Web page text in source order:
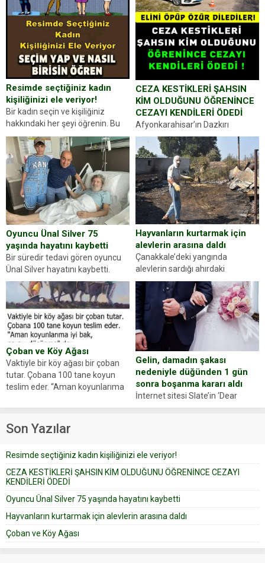
Resimde seçtiğiniz kadın
kişiliğinizi ele veriyor!
Bir kadın seçin ve kişiliğiniz
hakkındaki her şeyi öğrenin. Bu
kez karşınıza oldukça farklı bir
kişilik testiyle çıkıyoruz. Resimde
gördüğünüz kadın figürlerinden
dikkatinizi en...
CEZA KESTİKLERİ ŞAHSIN
KİM OLDUĞUNU ÖĞRENİNCE
CEZAYI KENDİLERİ ÖDEDİ
Afyonkarahisar’ın Dazkırı
ilçesinde trafik uygulaması
yapan jandarma ekipleri
durdurdukları bir otomobilin
sürücüsünden ehliyet ve ruhsat
sorup belgelerini istedi. Sürücü
Abdurrahman Ö.nün verdiği
evraklarda eksik olduğunu...
Oyuncu Ünal Silver 75
yaşında hayatını kaybetti
Bir süredir tedavi gören oyuncu
Ünal Silver hayatını kaybetti.
Haberi, oyuncunun menajerlik
ajansı duyurdu. Renda Güner,
sosyal medya hesabında “Usta
Oyuncumuz ve çok değerli
dostumuz...
Hayvanların kurtarmak için
alevlerin arasına daldı
Çanakkale’deki yangında
alevlerin sardığı ahırdaki
hayvanlarını kurtarmak isteyen
Zeki Demir (66) ölümden döndü.
Yüzünde ve ellerinde yanıklar
oluşan Demir, kâbus dolu anları
anlattı… Merkeze bağlı...
Çoban ve Köy Ağası
Vaktiyle bir köy ağası bir çoban
tutar. Çobana 100 tane koyun
teslim eder. “Aman koyunlarıma
Çoban koyunları alır gider. Aylar...
Gelin, damadın şakası
nedeniyle düğünden 1 gün
sonra boşanma kararı aldı
İnternet sitesi Slate’in ‘Dear
Prudence’ isimli tavsiye köşesine
yapıştırdığı için düğünden...
Son Yazılar
Resimde seçtiğiniz kadın kişiliğinizi ele veriyor!
CEZA KESTİKLERİ ŞAHSIN KİM OLDUĞUNU ÖĞRENİNCE CEZAYI
KENDİLERİ ÖDEDİ
Oyuncu Ünal Silver 75 yaşında hayatını kaybetti
Hayvanların kurtarmak için alevlerin arasına daldı
Çoban ve Köy Ağası